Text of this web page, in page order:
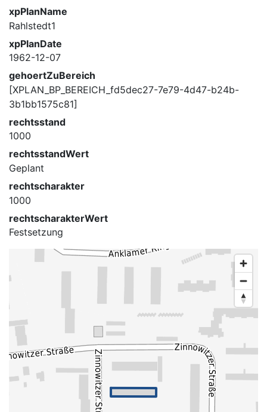
xpPlanName
Rahlstedt1
xpPlanDate
1962-12-07
gehoertZuBereich
[XPLAN_BP_BEREICH_fd5dec27-7e79-4d47-b24b-
3b1bb1575c81]
rechtsstand
1000
rechtsstandWert
Geplant
rechtscharakter
1000
rechtscharakterWert
Festsetzung